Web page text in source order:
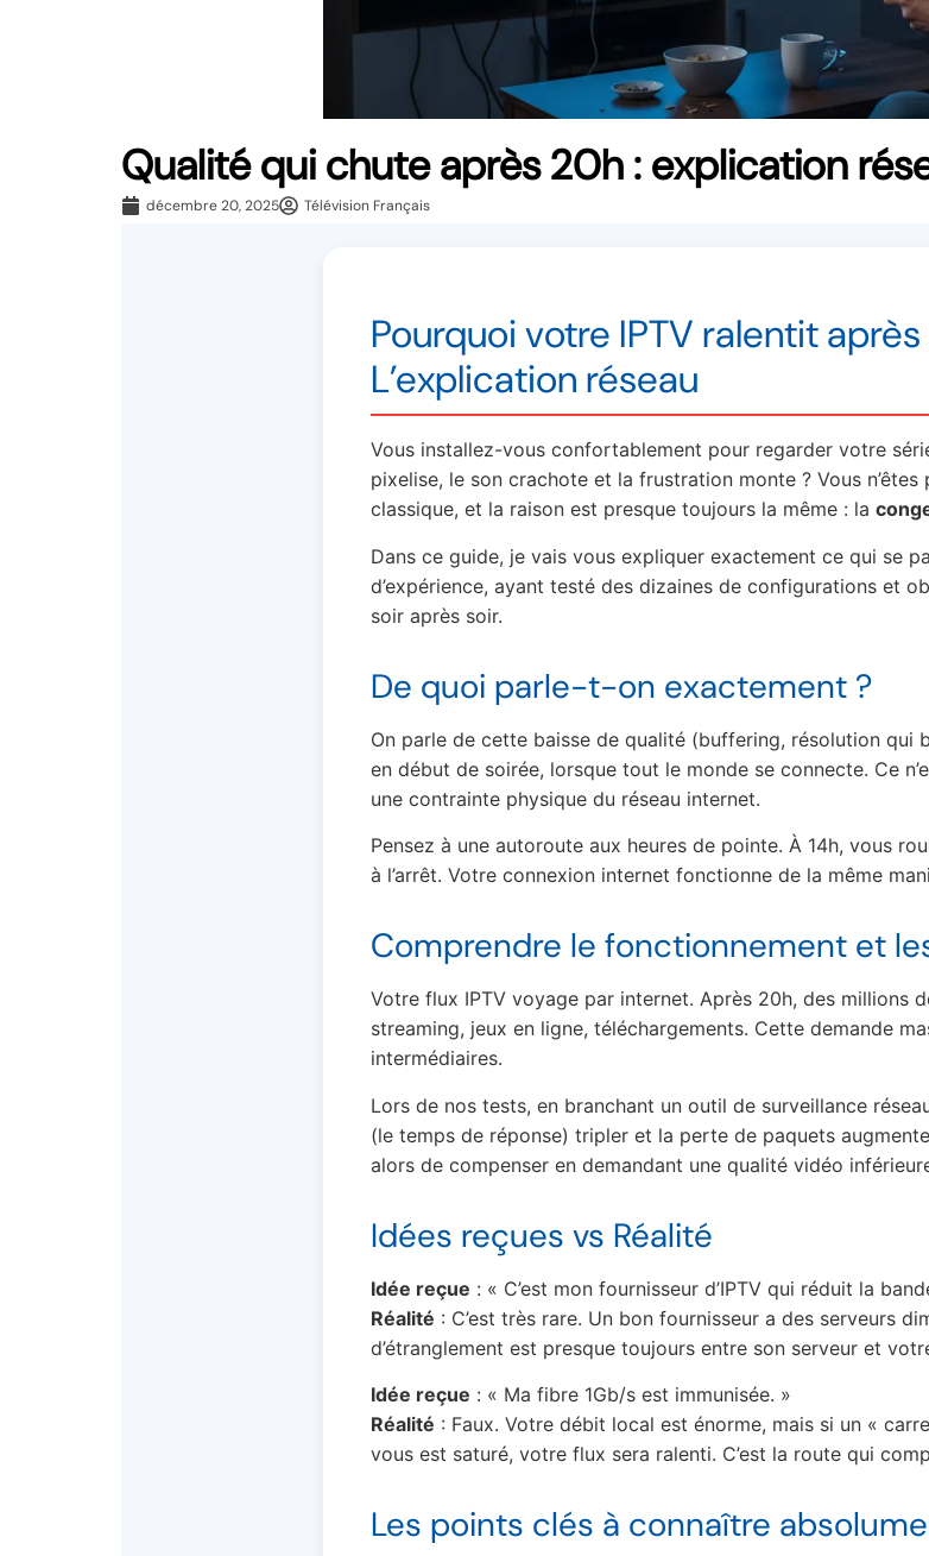
Qualité qui chute après 20h : explication
décembre 20, 2025 Télévision Français
Pourquoi votre IPTV ralentit
L’explication réseau
Vous installez-vous confortablement pour regarder votre
pixelise, le son crachote et la frustration monte ? Vous n’êtes
classique, et la raison est presque toujours la même : la
Dans ce guide, je vais vous expliquer exactement ce qui se
d’expérience, ayant testé des dizaines de configurations et
soir après soir.
De quoi parle-t-on exactement ?
On parle de cette baisse de qualité (buffering, résolution qui
en début de soirée, lorsque tout le monde se connecte. Ce
une contrainte physique du réseau internet.
Pensez à une autoroute aux heures de pointe. À 14h, vous
à l’arrêt. Votre connexion internet fonctionne de la même
Comprendre le fonctionnement et
Votre flux IPTV voyage par internet. Après 20h, des millions
streaming, jeux en ligne, téléchargements. Cette demande
intermédiaires.
Lors de nos tests, en branchant un outil de surveillance
(le temps de réponse) tripler et la perte de paquets
alors de compenser en demandant une qualité vidéo
Idées reçues vs Réalité
Idée reçue : « C’est mon fournisseur d’IPTV qui réduit la
Réalité : C’est très rare. Un bon fournisseur a des serveurs
d’étranglement est presque toujours entre son serveur et
Idée reçue : « Ma fibre 1Gb/s est immunisée. »
Réalité : Faux. Votre débit local est énorme, mais si un «
vous est saturé, votre flux sera ralenti. C’est la route qui
Les points clés à connaître